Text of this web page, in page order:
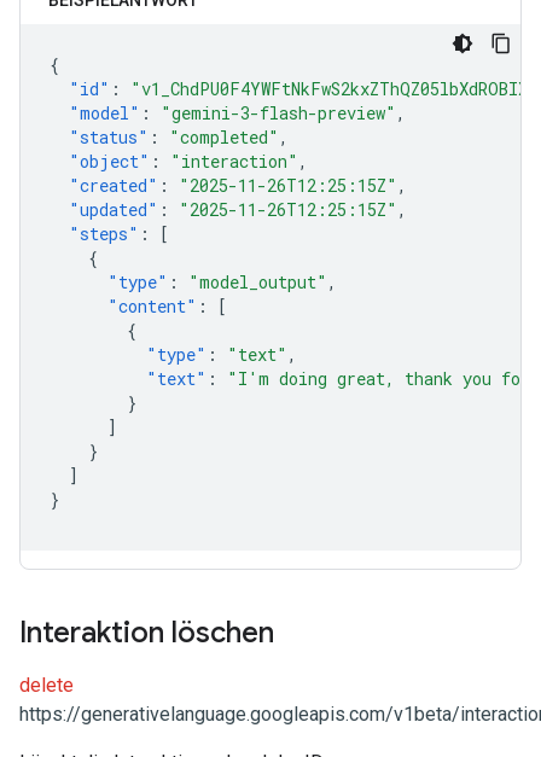
{
"id" :
"model" : "gemini-3-flash-preview" ,
"status" : "completed" ,
"object" : "interaction" ,
"created" : "2025-11-26T12:25:15Z" ,
"updated" : "2025-11-26T12:25:15Z" ,
"steps" :
[
{
"type" : "model_output" ,
"content" :
[
{
"type" : "text" ,
"text" :
"I'm doing great, thank you for
}
]
}
]
}
Interaktion löschen
delete
https://generativelanguage.googleapis.com/v1beta/